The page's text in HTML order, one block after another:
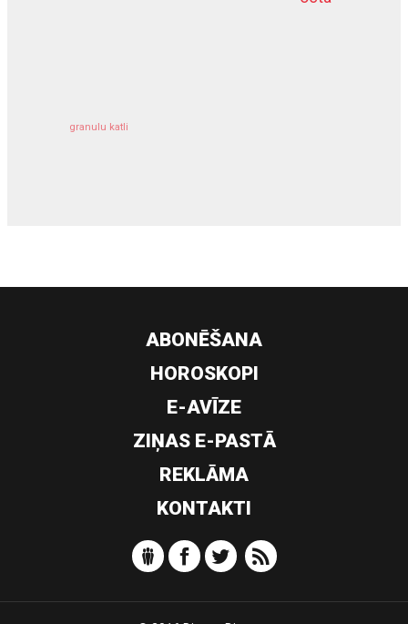
granulu katli
ABONĒŠANA
HOROSKOPI
E-AVĪZE
ZIŅAS E-PASTĀ
REKLĀMA
KONTAKTI